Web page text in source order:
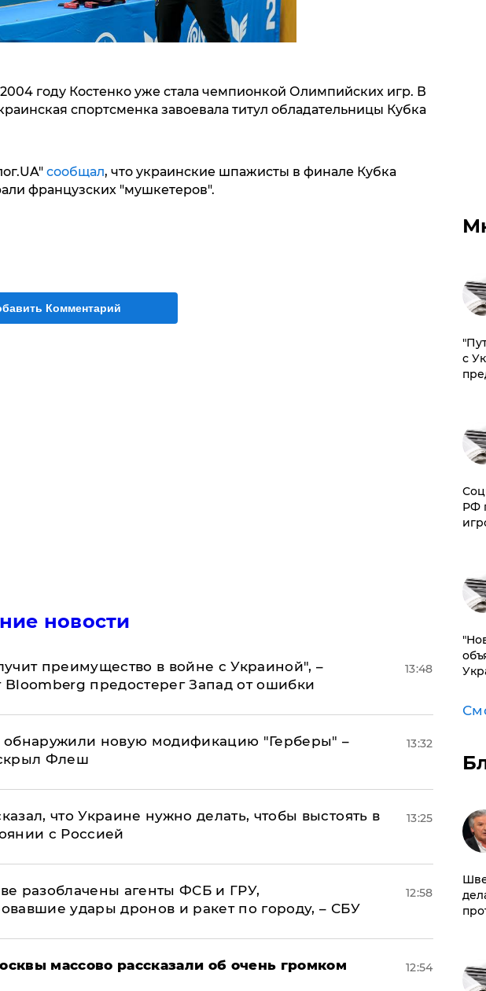
году Костенко уже стала чемпионкой Олимпийских игр. В
спортсменка завоевала титул обладательницы Кубка
сообщал, что украинские шпажисты в финале Кубка
французских "мушкетеров".
Комментарий
новости
преимущество в войне с Украиной", –
Bloomberg предостерег Запад от ошибки
13:48
обнаружили новую модификацию "Герберы" –
Флеш
13:32
что Украине нужно делать, чтобы выстоять в
с Россией
13:25
разоблачены агенты ФСБ и ГРУ,
удары дронов и ракет по городу, – СБУ
12:58
массово рассказали об очень громком
12:54
с
РФ